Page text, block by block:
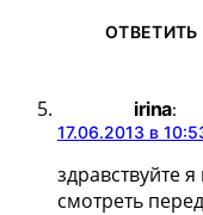
ОТВЕТИТЬ
irina:
17.06.2013 в
здравствуйте
смотреть